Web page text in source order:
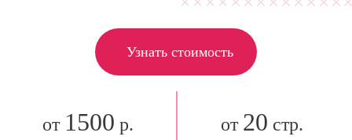
Узнать стоимость
от 1500 р. от 20 стр.